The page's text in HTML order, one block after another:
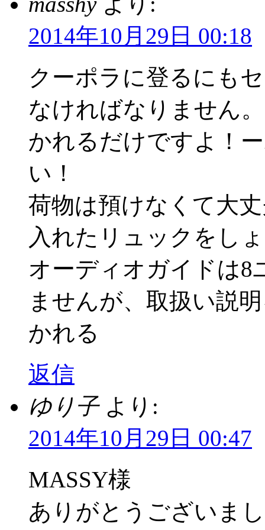
2014年10月29日 00:18
クーポラに登るにも
なければなりません
かれるだけですよ！
い！
荷物は預けなくて大
入れたリュックをし
オーディオガイドは8
ませんが、取扱い説
かれる
返信
ゆり子 より:
2014年10月29日 00:47
MASSY様
ありがとうございま